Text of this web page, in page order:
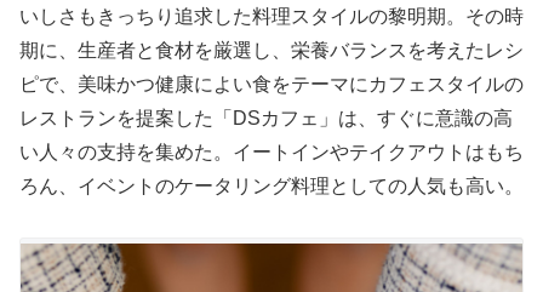
いしさもきっちり追求した料理スタイルの黎明期。その時
期に、生産者と食材を厳選し、栄養バランスを考えたレシ
ピで、美味かつ健康によい食をテーマにカフェスタイルの
レストランを提案した「DSカフェ」は、すぐに意識の高
い人々の支持を集めた。イートインやテイクアウトはもち
ろん、イベントのケータリング料理としての人気も高い。